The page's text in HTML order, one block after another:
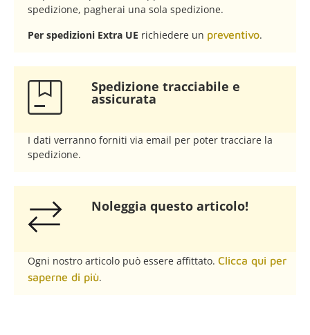
spedizione, pagherai una sola spedizione.
Per spedizioni Extra UE richiedere un preventivo.
Spedizione tracciabile e
assicurata​
I dati verranno forniti via email per poter tracciare la
spedizione.
Noleggia questo articolo!​
Ogni nostro articolo può essere affittato. Clicca qui per
saperne di più.